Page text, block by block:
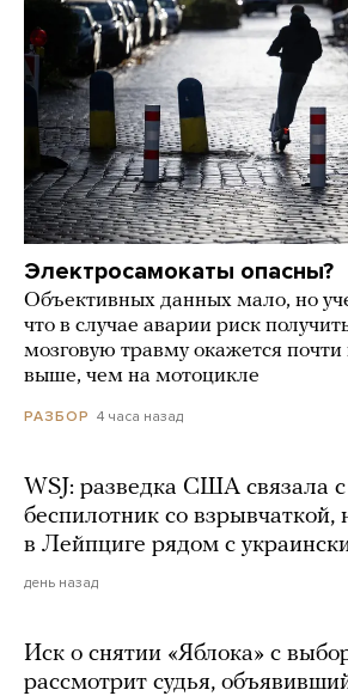
Электросамокаты опасны?
Объективных данных мало, но
что в случае аварии риск
мозговую травму окажется почти
выше, чем на мотоцикле
РАЗБОР 4 часа назад
WSJ: разведка США связала
беспилотник со
в Лейпциге рядом с
день назад
Иск о снятии «Яблока» с
рассмотрит судья,